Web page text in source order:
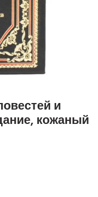
и
кожаный